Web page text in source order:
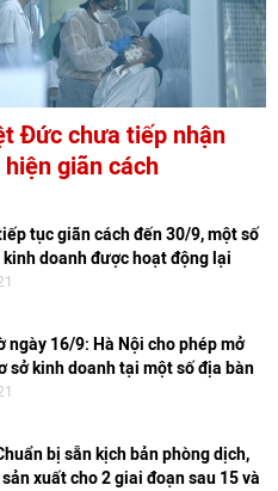
Đức chưa tiếp nhận
giãn cách
tục giãn cách đến 30/9, một số
kinh doanh được hoạt động lại
ngày 16/9: Hà Nội cho phép mở
sở kinh doanh tại một số địa bàn
bị sẵn kịch bản phòng dịch,
xuất cho 2 giai đoạn sau 15 và